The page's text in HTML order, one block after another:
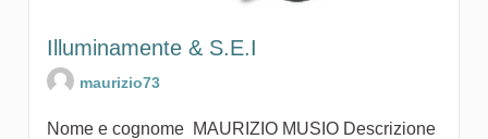
Illuminamente & S.E.I
maurizio73
Nome e cognome MAURIZIO MUSIO Descrizione